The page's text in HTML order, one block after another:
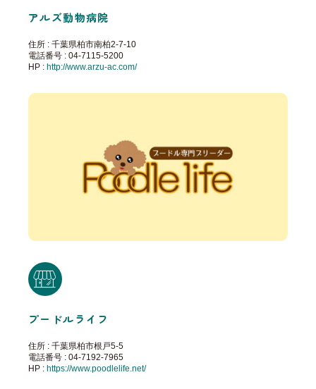
アルズ動物病院
住所 : 千葉県柏市南柏2-7-10
電話番号 : 04-7115-5200
HP :http://www.arzu-ac.com/
プードルライフ
住所 : 千葉県柏市根戸5-5
電話番号 : 04-7192-7965
HP :https://www.poodlelife.net/